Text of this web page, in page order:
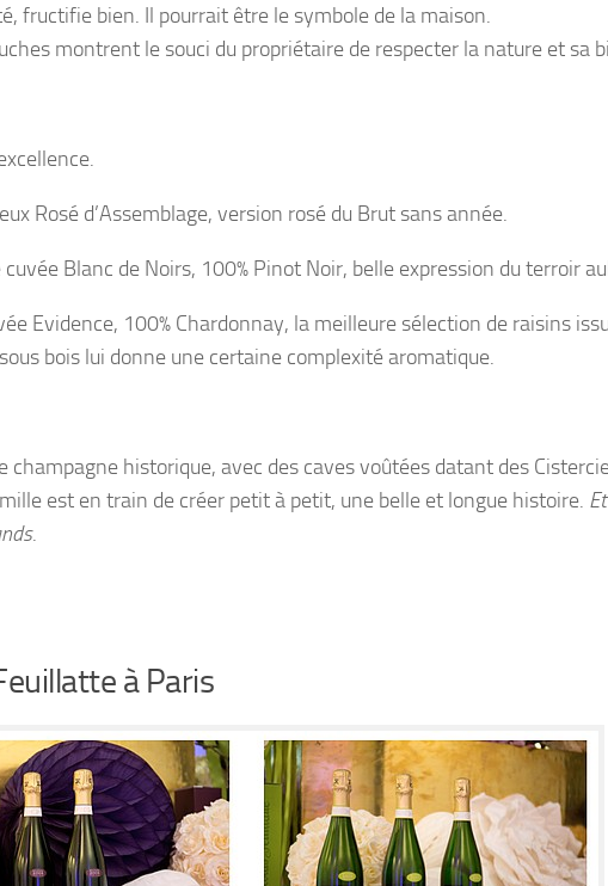
fructifie bien. Il pourrait être le symbole de la maison.
montrent le souci du propriétaire de respecter la nature et sa
Rosé d’Assemblage, version rosé du Brut sans année.
Blanc de Noirs, 100% Pinot Noir, belle expression du terroir
Evidence, 100% Chardonnay, la meilleure sélection de raisins
bois lui donne une certaine complexité aromatique.
champagne historique, avec des caves voûtées datant des
est en train de créer petit à petit, une belle et longue histoire.
.
à Paris